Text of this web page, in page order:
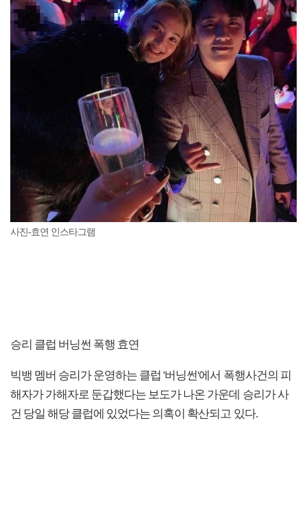
사진-효연 인스타그램
승리 클럽 버닝썬 폭행 효연
빅뱅 멤버 승리가 운영하는 클럽 '버닝썬'에서 폭행사건의 피
해자가 가해자로 둔갑했다는 보도가 나온 가운데 승리가 사
건 당일 해당 클럽에 있었다는 의혹이 확산되고 있다.